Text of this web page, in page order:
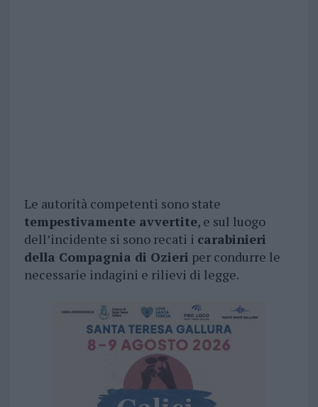
Le autorità competenti sono state
tempestivamente avvertite, e sul luogo
dell’incidente si sono recati i carabinieri
della Compagnia di Ozieri per condurre le
necessarie indagini e rilievi di legge.